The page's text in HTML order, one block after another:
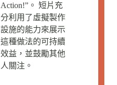
Action!”。 短片充
分利用了虛擬製作
設施的能力來展示
這種做法的可持續
效益，並鼓勵其他
人關注。